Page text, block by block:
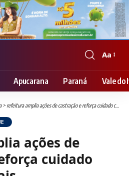
Font
Resizer
Aa
Apucarana Paraná Vale do
> refeitura amplia ações de castração e reforça cuidado com os animais
ações de
cuidado